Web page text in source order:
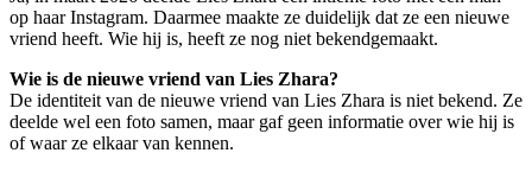
op haar Instagram. Daarmee maakte ze duidelijk dat ze een nieuwe
vriend heeft. Wie hij is, heeft ze nog niet bekendgemaakt.
Wie is de nieuwe vriend van Lies Zhara?
De identiteit van de nieuwe vriend van Lies Zhara is niet bekend. Ze
deelde wel een foto samen, maar gaf geen informatie over wie hij is
of waar ze elkaar van kennen.